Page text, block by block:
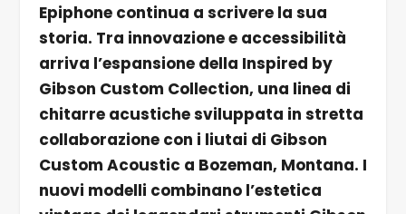
Epiphone continua a scrivere la sua
storia. Tra innovazione e accessibilità
arriva l’espansione della Inspired by
Gibson Custom Collection, una linea di
chitarre acustiche sviluppata in stretta
collaborazione con i liutai di Gibson
Custom Acoustic a Bozeman, Montana. I
nuovi modelli combinano l’estetica